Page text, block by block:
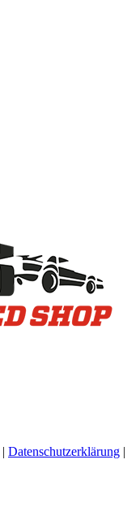
| Datenschutzerklärung |